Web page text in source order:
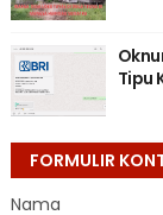
Tipu
FORMULIR
Nama